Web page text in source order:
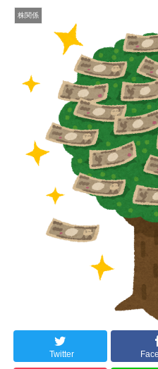
株関係
Twitter